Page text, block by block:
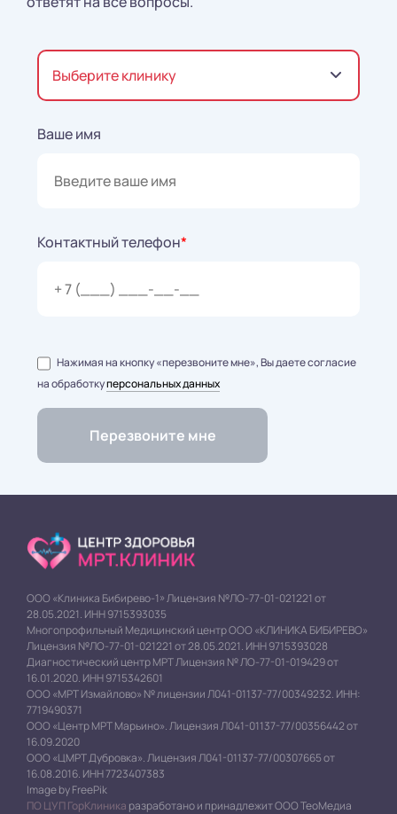
Выберите клинику
Ваше имя
Контактный телефон*
Нажимая на кнопку «перезвоните мне», Вы даете согласие
на обработкуперсональных данных
ООО «Клиника Бибирево-1» Лицензия №ЛО-77-01-021221 от
28.05.2021. ИНН 9715393035
Многопрофильный Медицинский центр ООО «КЛИНИКА БИБИРЕВО»
Лицензия №ЛО-77-01-021221 от 28.05.2021. ИНН 9715393028
Диагностический центр МРТ Лицензия № ЛО-77-01-019429 от
16.01.2020. ИНН 9715342601
ООО «МРТ Измайлово» № лицензии Л041-01137-77/00349232. ИНН:
7719490371
ООО «Центр МРТ Марьино». Лицензия Л041-01137-77/00356442 от
16.09.2020
ООО «ЦМРТ Дубровка». Лицензия Л041-01137-77/00307665 от
16.08.2016. ИНН 7723407383
Image by FreePik
ПО ЦУП ГорКлиника разработано и принадлежит ООО ТеоМедиа